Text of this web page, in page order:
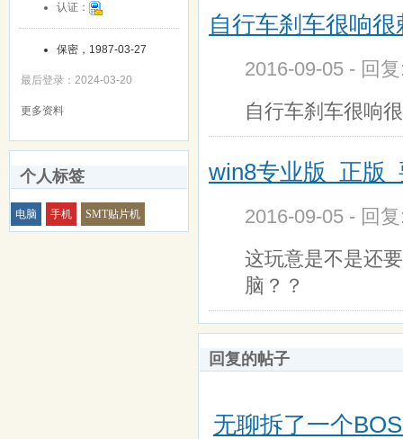
认证：
保密，1987-03-27
最后登录：2024-03-20
更多资料
个人标签
电脑 手机 SMT贴片机
自行车刹车很响
2016-09-05 - 回
自行车刹车很响
win8专业版 正版
2016-09-05 - 回
这玩意是不是还
脑？？
回复的帖子
无聊拆了一个